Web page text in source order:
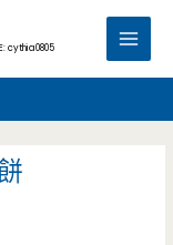
cythia0805
Main